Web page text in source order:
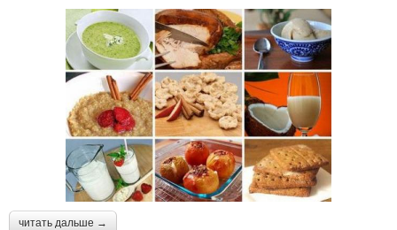
читать дальше →